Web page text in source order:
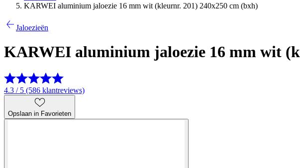
KARWEI aluminium jaloezie 16 mm wit (kleurnr. 201) 240x250 cm (bxh)
Jaloezieën
KARWEI aluminium jaloezie 16 mm wit
4.3 / 5 (586 klantreviews)
Opslaan in Favorieten